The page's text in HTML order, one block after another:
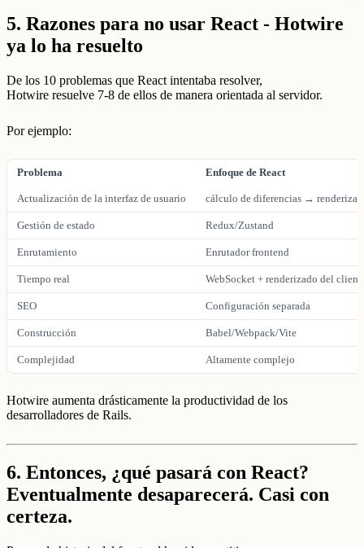
5. Razones para no usar React - Hotwire
ya lo ha resuelto
De los 10 problemas que React intentaba resolver,
Hotwire resuelve 7-8 de ellos de manera orientada al servidor.
Por ejemplo:
Problema Enfoque de React
Actualización de la interfaz de usuario cálculo de diferencias →
Gestión de estado Redux/Zustand
Enrutamiento Enrutador frontend
Tiempo real WebSocket + renderizado del
SEO Configuración separada
Construcción Babel/Webpack/Vite
Complejidad Altamente complejo
Hotwire aumenta drásticamente la productividad de los
desarrolladores de Rails.
6. Entonces, ¿qué pasará con React?
Eventualmente desaparecerá. Casi con
certeza.